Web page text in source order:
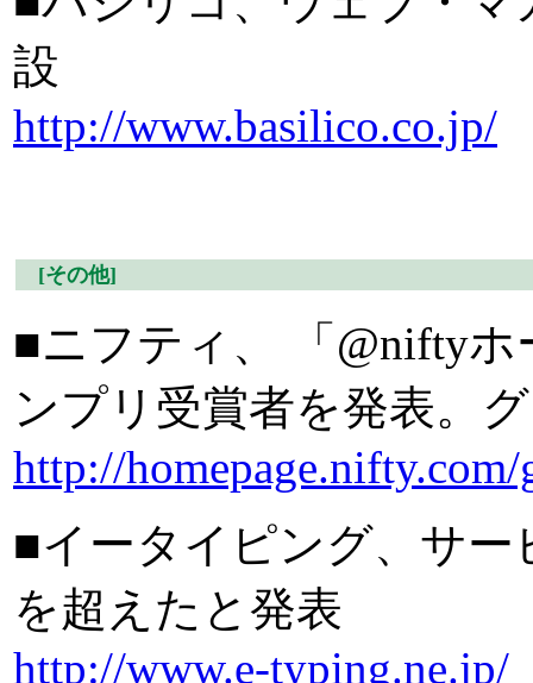
設
http://www.basilico.co.jp/
[その他]
■ニフティ、 「@nifty
ンプリ受賞者を発表。
http://
■イータイピング、サー
を超えたと発表
http://www.e-typing.ne.jp/